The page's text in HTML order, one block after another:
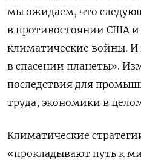
мы ожидаем, что
в противостоянии США и
климатические войны. И
в спасении планеты».
последствия для
труда, экономики в
Климатические
«прокладывают путь к